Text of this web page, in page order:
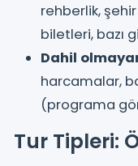
rehberlik,
biletleri, bazı
Dahil
harcamalar,
(programa
Tur Tipleri: